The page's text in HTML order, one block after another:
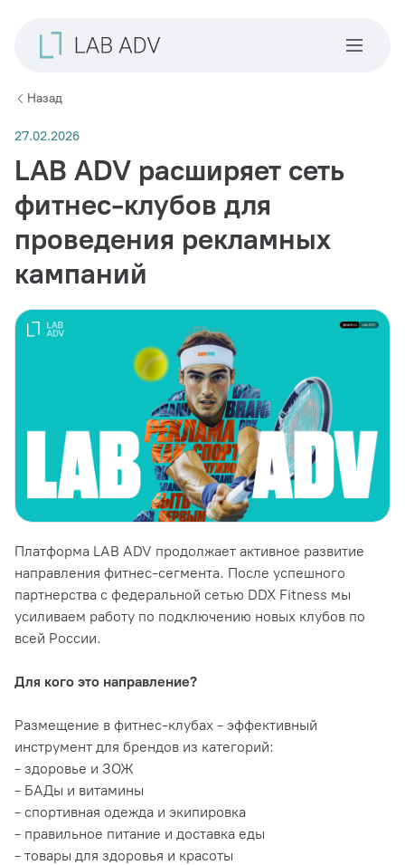
Назад
27.02.2026
LAB ADV расширяет сеть
фитнес-клубов для
проведения рекламных
кампаний
Платформа LAB ADV продолжает активное развитие
направления фитнес-сегмента. После успешного
партнерства с федеральной сетью DDX Fitness мы
усиливаем работу по подключению новых клубов по
всей России.
Для кого это направление?
Размещение в фитнес-клубах - эффективный
инструмент для брендов из категорий:
- здоровье и ЗОЖ
- БАДы и витамины
- спортивная одежда и экипировка
- правильное питание и доставка еды
- товары для здоровья и красоты